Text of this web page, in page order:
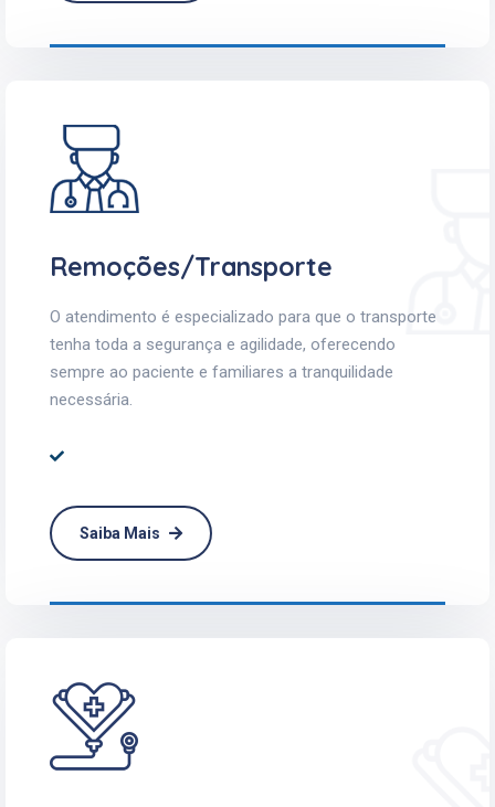
Remoções/Transporte
O atendimento é especializado para que o transporte
tenha toda a segurança e agilidade, oferecendo
sempre ao paciente e familiares a tranquilidade
necessária.
Saiba Mais